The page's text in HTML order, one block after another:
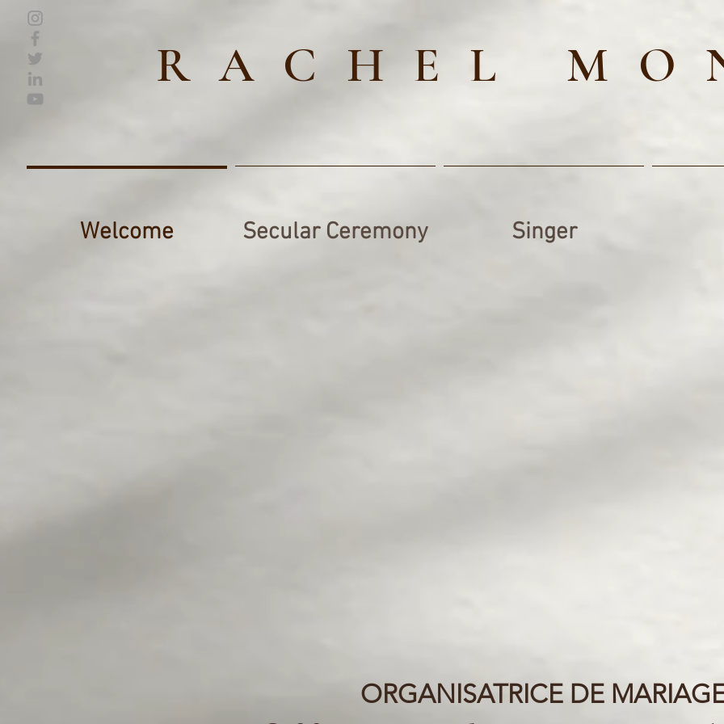
RACHEL
Welcome Secular Ceremony Singer
ORGANISATRICE DE